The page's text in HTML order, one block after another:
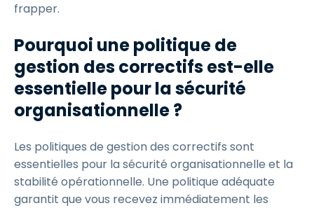
frapper.
Pourquoi une politique de
gestion des correctifs est-elle
essentielle pour la sécurité
organisationnelle ?
Les politiques de gestion des correctifs sont
essentielles pour la sécurité organisationnelle et la
stabilité opérationnelle. Une politique adéquate
garantit que vous recevez immédiatement les